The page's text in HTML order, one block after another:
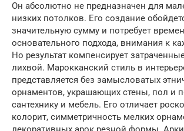
Он абсолютно не предназначен для
низких потолков. Его создание
значительную сумму и потребует
основательного подхода, внимания к
Но результат компенсирует
лихвой. Марокканский стиль в
представляется без замысловатых
орнаментов, украшающих стены, пол и
сантехнику и мебель. Его отличает
колорит, симметричность мелких